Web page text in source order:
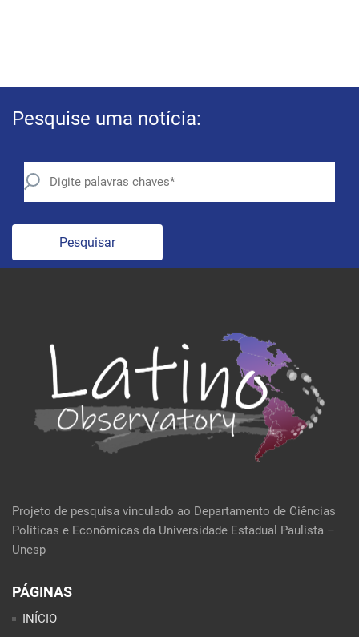
Pesquise uma notícia:
Pesquisar
Projeto de pesquisa vinculado ao Departamento de Ciências
Políticas e Econômicas da Universidade Estadual Paulista –
Unesp
PÁGINAS
INÍCIO